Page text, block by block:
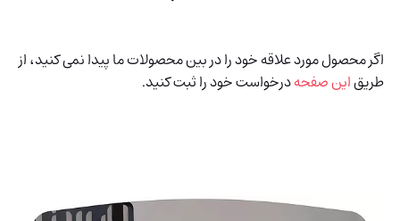
اگر محصول مورد علاقه خود را در بین محصولات ما پیدا نمی کنید، از
طریقاین صفحهدرخواست خود را ثبت کنید.